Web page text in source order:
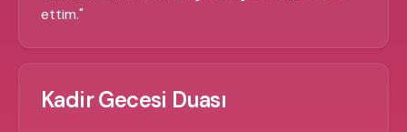
ettim."
Kadir Gecesi Duası